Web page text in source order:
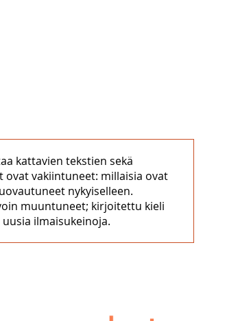
kattavien tekstien sekä
vakiintuneet: millaisia ovat
nykyiselleen.
muuntuneet; kirjoitettu kieli
ilmaisukeinoja.